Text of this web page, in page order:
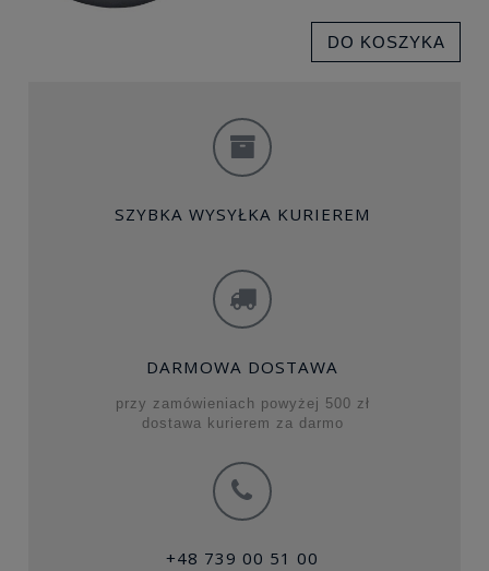
DO KOSZYKA
SZYBKA WYSYŁKA KURIEREM
DARMOWA DOSTAWA
przy zamówieniach powyżej 500 zł
dostawa kurierem za darmo
+48 739 00 51 00